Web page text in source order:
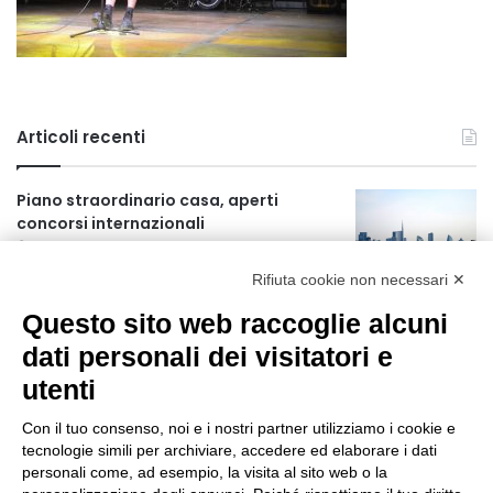
Articoli recenti
Piano straordinario casa, aperti
concorsi internazionali
farmaci in Italia
17 ore fa
Un nuovo modello di IA stima il volume
dei ghiacciai del pianeta
18 ore fa
Rifiuta cookie non necessari ✕
Questo sito web raccoglie alcuni
dati personali dei visitatori e
utenti
Con il tuo consenso, noi e i nostri partner utilizziamo i cookie e
tecnologie simili per archiviare, accedere ed elaborare i dati
personali come, ad esempio, la visita al sito web o la